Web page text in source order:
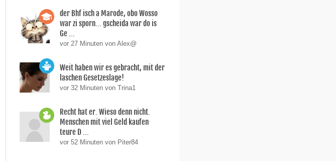
der Bhf isch a Marode, obo Wosso
war zi sporn... gscheida war do is
Ge ...
vor 27 Minuten von Alex@
Weit haben wir es gebracht, mit der
laschen Gesetzeslage!
vor 32 Minuten von Trina1
Recht hat er. Wieso denn nicht.
Menschen mit viel Geld kaufen
teure D ...
vor 52 Minuten von Piter84